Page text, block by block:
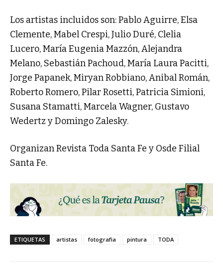
Los artistas incluidos son: Pablo Aguirre, Elsa
Clemente, Mabel Crespi, Julio Duré, Clelia
Lucero, María Eugenia Mazzón, Alejandra
Melano, Sebastián Pachoud, María Laura Pacitti,
Jorge Papanek, Miryan Robbiano, Anibal Román,
Roberto Romero, Pilar Rosetti, Patricia Simioni,
Susana Stamatti, Marcela Wagner, Gustavo
Wedertz y Domingo Zalesky.
Organizan Revista Toda Santa Fe y Osde Filial
Santa Fe.
ETIQUETAS artistas fotografìa pintura TODA